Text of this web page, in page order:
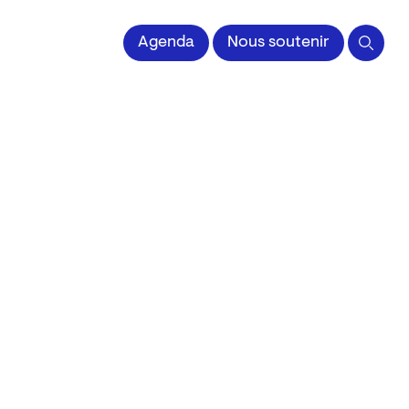
impriméeAgenda Nous soutenir